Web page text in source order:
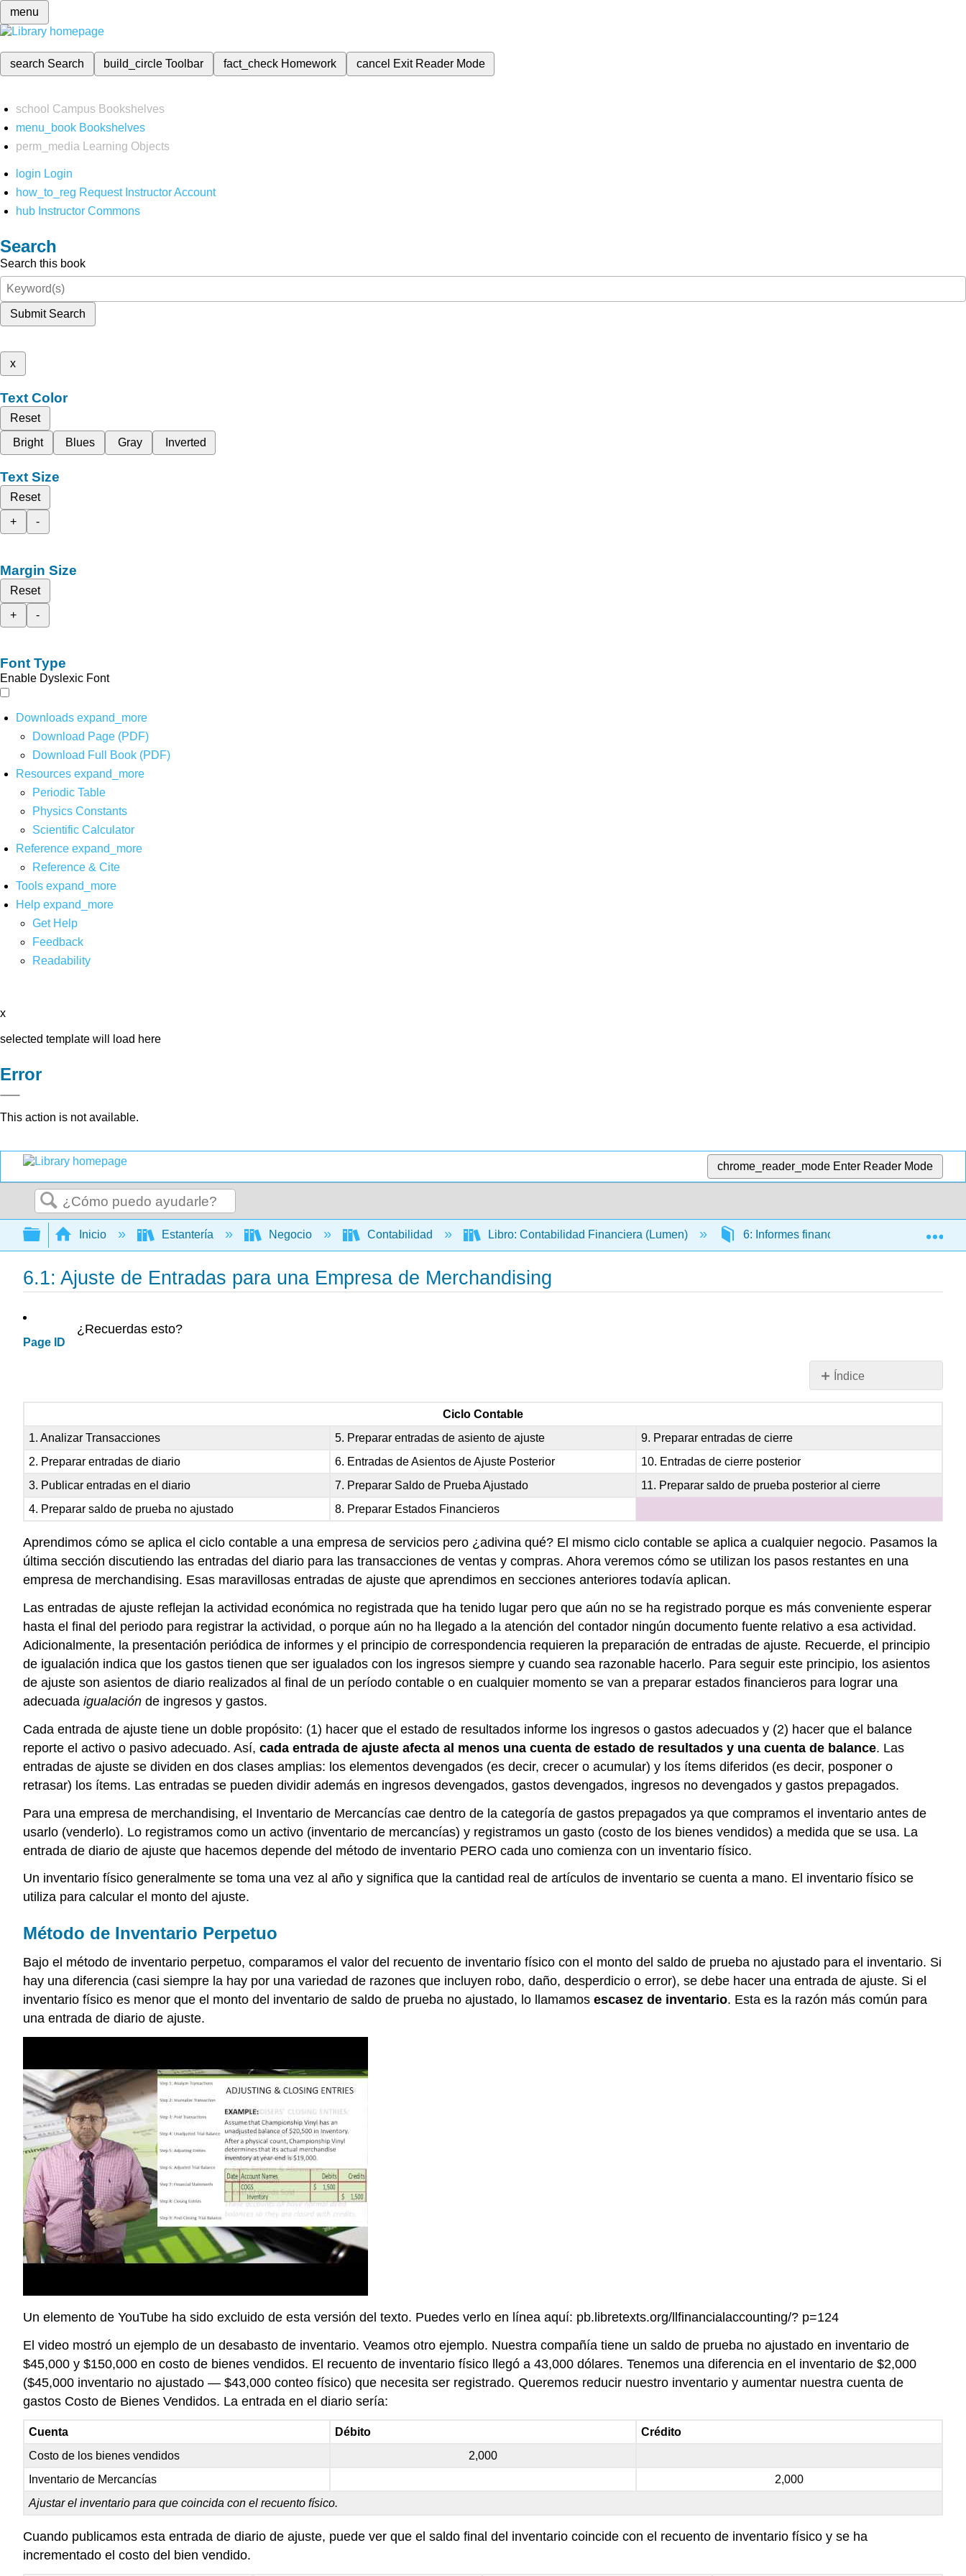
menu
search Search build_circleToolbar fact_check Homework cancel Exit Reader Mode
school Campus Bookshelves
menu_book Bookshelves
perm_media
Learning Objects
login Login
how_to_reg Request Instructor Account
hub Instructor Commons
Search
Search this book
Submit Search
x
Text Color
Reset
Bright
Blues Gray Inverted
Text Size
Reset
+
-
Margin Size
Reset
+
-
Font Type
Enable Dyslexic Font
Downloads expand_more
Download Page (PDF)
Download Full Book (PDF)
Resources expand_more
Periodic Table
Physics Constants
Scientific Calculator
Reference expand_more
Reference & Cite
Tools expand_more
Help expand_more
Get Help
Feedback
Readability
x
selected template will load here
Error
This action is not available.
chrome_reader_mode Enter Reader Mode
Buscar
Expandir/contraer jerarquía global
Inicio Estantería Negocio Contabilidad Libro: Contabilidad Financiera (Lumen) 6: Informes financieros para una empresa
6.1: Ajuste de Entradas para una Empresa de Merchandising
Page ID
Índice
Inventario
¿Recuerdas esto?
Ciclo Contable
1. Analizar Transacciones
5. Preparar entradas de asiento de ajuste
9. Preparar entradas de cierre
2. Preparar entradas de diario
6. Entradas de Asientos de Ajuste Posterior
10. Entradas de cierre posterior
3. Publicar entradas en el diario
7. Preparar Saldo de Prueba Ajustado
11. Preparar saldo de prueba posterior al cierre
4. Preparar saldo de prueba no ajustado
8. Preparar Estados Financieros
Aprendimos cómo se aplica el ciclo contable a una empresa de servicios pero ¿adivina qué? El mismo ciclo contable se aplica a cualquier negocio. Pasamos la
última sección discutiendo las entradas del diario para las transacciones de ventas y compras. Ahora veremos cómo se utilizan los pasos restantes en una
empresa de merchandising. Esas maravillosas entradas de ajuste que aprendimos en secciones anteriores todavía aplican.
Las entradas de ajuste reflejan la actividad económica no registrada que ha tenido lugar pero que aún no se ha registrado porque es más conveniente esperar
hasta el final del periodo para registrar la actividad, o porque aún no ha llegado a la atención del contador ningún documento fuente relativo a esa actividad.
Adicionalmente, la presentación periódica de informes y el principio de correspondencia requieren la preparación de entradas de ajuste. Recuerde, el principio
de igualación indica que los gastos tienen que ser igualados con los ingresos siempre y cuando sea razonable hacerlo. Para seguir este principio, los asientos
de ajuste son asientos de diario realizados al final de un período contable o en cualquier momento se van a preparar estados financieros para lograr una
adecuada igualación de ingresos y gastos.
Cada entrada de ajuste tiene un doble propósito: (1) hacer que el estado de resultados informe los ingresos o gastos adecuados y (2) hacer que el balance
reporte el activo o pasivo adecuado. Así, cada entrada de ajuste afecta al menos una cuenta de estado de resultados y una cuenta de balance. Las
entradas de ajuste se dividen en dos clases amplias: los elementos devengados (es decir, crecer o acumular) y los ítems diferidos (es decir, posponer o
retrasar) los ítems. Las entradas se pueden dividir además en ingresos devengados, gastos devengados, ingresos no devengados y gastos prepagados.
Para una empresa de merchandising, el Inventario de Mercancías cae dentro de la categoría de gastos prepagados ya que compramos el inventario antes de
usarlo (venderlo). Lo registramos como un activo (inventario de mercancías) y registramos un gasto (costo de los bienes vendidos) a medida que se usa. La
entrada de diario de ajuste que hacemos depende del método de inventario PERO cada uno comienza con un inventario físico.
Un inventario físico generalmente se toma una vez al año y significa que la cantidad real de artículos de inventario se cuenta a mano. El inventario físico se
utiliza para calcular el monto del ajuste.
Método de Inventario Perpetuo
Bajo el método de inventario perpetuo, comparamos el valor del recuento de inventario físico con el monto del saldo de prueba no ajustado para el inventario. Si
hay una diferencia (casi siempre la hay por una variedad de razones que incluyen robo, daño, desperdicio o error), se debe hacer una entrada de ajuste. Si el
inventario físico es menor que el monto del inventario de saldo de prueba no ajustado, lo llamamos escasez de inventario. Esta es la razón más común para
una entrada de diario de ajuste.
Un elemento de YouTube ha sido excluido de esta versión del texto. Puedes verlo en línea aquí: pb.libretexts.org/llfinancialaccounting/? p=124
El video mostró un ejemplo de un desabasto de inventario. Veamos otro ejemplo. Nuestra compañía tiene un saldo de prueba no ajustado en inventario de
$45,000 y $150,000 en costo de bienes vendidos. El recuento de inventario físico llegó a 43,000 dólares. Tenemos una diferencia en el inventario de $2,000
($45,000 inventario no ajustado — $43,000 conteo físico) que necesita ser registrado. Queremos reducir nuestro inventario y aumentar nuestra cuenta de
gastos Costo de Bienes Vendidos. La entrada en el diario sería:
Cuenta Débito
Crédito
Costo de los bienes vendidos
2,000
Inventario de Mercancías
2,000
Ajustar el inventario para que coincida con el recuento físico.
Cuando publicamos esta entrada de diario de ajuste, puede ver que el saldo final del inventario coincide con el recuento de inventario físico y se ha
incrementado el costo del bien vendido.